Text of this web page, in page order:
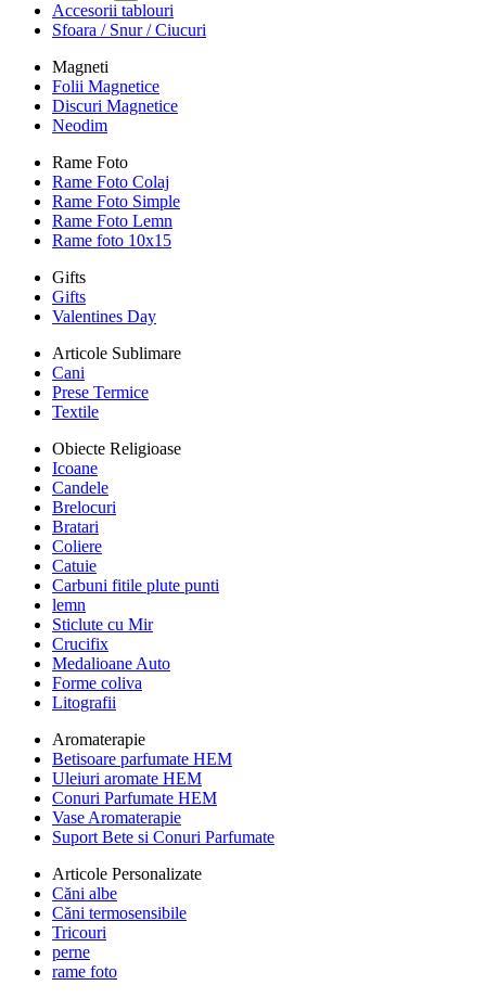
Accesorii tablouri
Sfoara / Snur / Ciucuri
Magneti
Folii Magnetice
Discuri Magnetice
Neodim
Rame Foto
Rame Foto Colaj
Rame Foto Simple
Rame Foto Lemn
Rame foto 10x15
Gifts
Gifts
Valentines Day
Articole Sublimare
Cani
Prese Termice
Textile
Obiecte Religioase
Icoane
Candele
Brelocuri
Bratari
Coliere
Catuie
Carbuni fitile plute punti
lemn
Sticlute cu Mir
Crucifix
Medalioane Auto
Forme coliva
Litografii
Aromaterapie
Betisoare parfumate HEM
Uleiuri aromate HEM
Conuri Parfumate HEM
Vase Aromaterapie
Suport Bete si Conuri Parfumate
Articole Personalizate
Căni albe
Căni termosensibile
Tricouri
perne
rame foto